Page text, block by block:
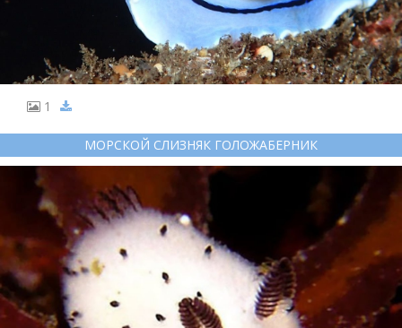
1
МОРСКОЙ СЛИЗНЯК ГОЛОЖАБЕРНИК